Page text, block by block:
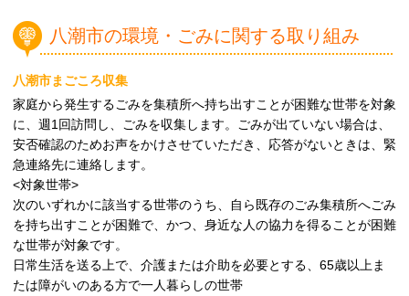
八潮市の環境・ごみに関する取り組み
八潮市まごころ収集
家庭から発生するごみを集積所へ持ち出すことが困難な世帯を対象
に、週1回訪問し、ごみを収集します。ごみが出ていない場合は、
安否確認のためお声をかけさせていただき、応答がないときは、緊
急連絡先に連絡します。
<対象世帯>
次のいずれかに該当する世帯のうち、自ら既存のごみ集積所へごみ
を持ち出すことが困難で、かつ、身近な人の協力を得ることが困難
な世帯が対象です。
日常生活を送る上で、介護または介助を必要とする、65歳以上ま
たは障がいのある方で一人暮らしの世帯